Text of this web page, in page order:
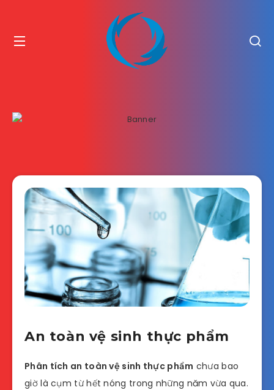
An toàn vệ sinh thực phẩm
Phân tích an toàn vệ sinh thực phẩm chưa bao
giờ là cụm từ hết nóng trong những năm vừa qua.